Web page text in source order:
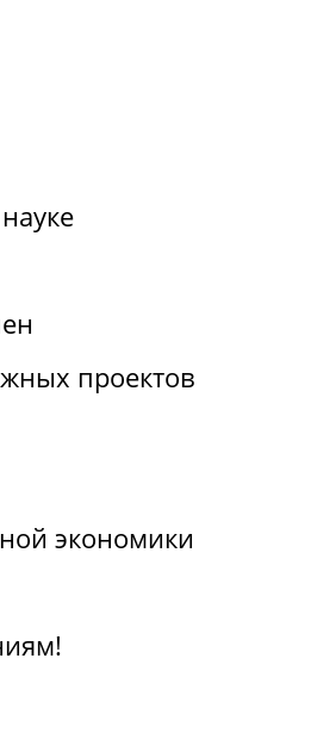
проектов
экономики